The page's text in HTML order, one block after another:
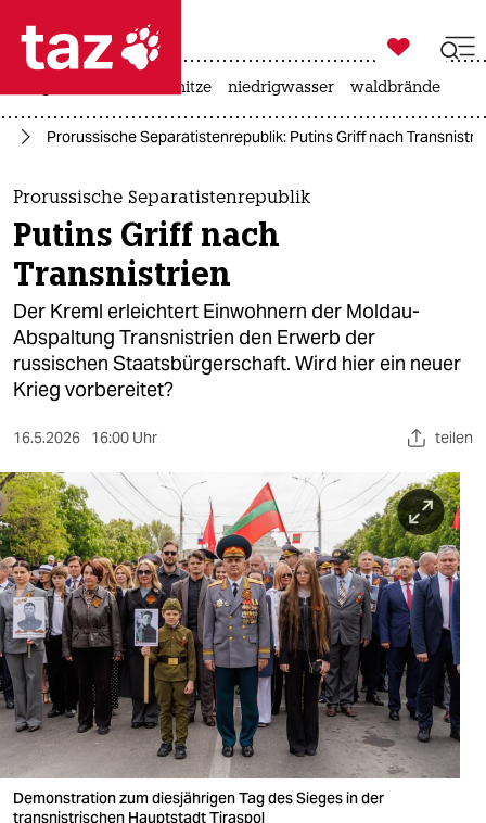
 taz zahl ich
taz zahl ich
themen
politik
öko
gesellschaft
kultur
sport
berlin
nord
wahrheit
verlag
verlag
veranstaltungen
shop
fragen & hilfe

taz zahl ich
hitze niedrigwasser waldbrände
Prorussische Separatistenrepublik: Putins Griff nach
Prorussische Separatistenrepublik
Putins Griff nach
Transnistrien
Der Kreml erleichtert Einwohnern der Moldau-
Abspaltung Transnistrien den Erwerb der
russischen Staatsbürgerschaft. Wird hier ein neuer
Krieg vorbereitet?
16.5.2026 16:00 Uhr teilen
Demonstration zum diesjährigen Tag des Sieges in der
transnistrischen Hauptstadt Tiraspol